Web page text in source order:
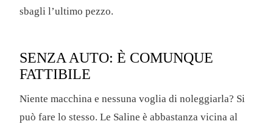
sbagli l’ultimo pezzo.
SENZA AUTO: È COMUNQUE
FATTIBILE
Niente macchina e nessuna voglia di noleggiarla? Si
può fare lo stesso. Le Saline è abbastanza vicina al